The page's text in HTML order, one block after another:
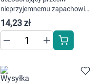
nieprzyjemnemu zapachowi
do stóp 75 ml
14,23 zł